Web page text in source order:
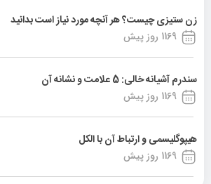
زن ستیزی چیست؟ هر آنچه مورد نیاز است بدانید
1169 روز پیش
سندرم آشیانه خالی: 5 علامت و نشانه آن
1169 روز پیش
هیپوگلیسمی و ارتباط آن با الکل
1169 روز پیش